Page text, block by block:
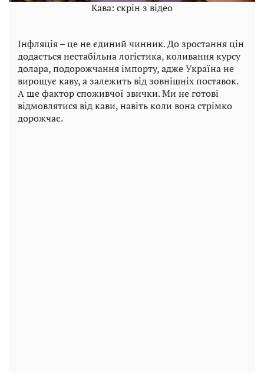
Кава: скрін з відео
Інфляція – це не єдиний чинник. До зростання цін
додається нестабільна логістика, коливання курсу
долара, подорожчання імпорту, адже Україна не
вирощує каву, а залежить від зовнішніх поставок.
А ще фактор споживчої звички. Ми не готові
відмовлятися від кави, навіть коли вона стрімко
дорожчає.